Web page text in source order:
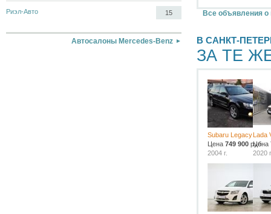
Риэл-Авто 15
Автосалоны Mercedes-Benz
Все объявления о
В САНКТ-
ЗА ТЕ
Subaru Legacy
Цена 749 900 руб.
2004 г.
Lada
Цена
2020